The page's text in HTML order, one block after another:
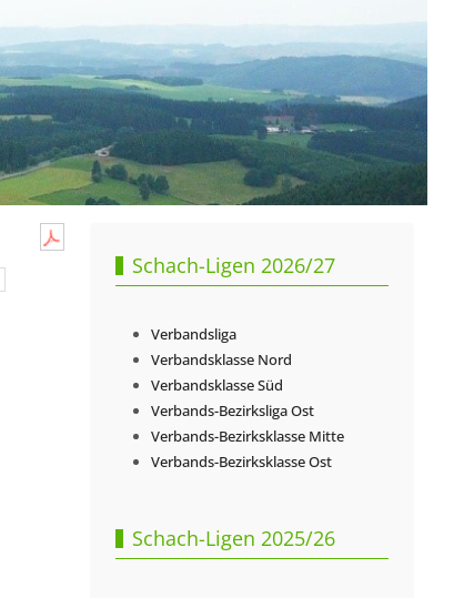
Schach-Ligen 2026/27
Verbandsliga
Verbandsklasse Nord
Verbandsklasse Süd
Verbands-Bezirksliga Ost
Verbands-Bezirksklasse Mitte
Verbands-Bezirksklasse Ost
Schach-Ligen 2025/26